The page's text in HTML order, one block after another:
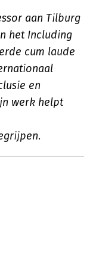
aan Tilburg
het Including
cum laude
en
werk helpt